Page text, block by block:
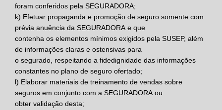
foram conferidos pela SEGURADORA;
k) Efetuar propaganda e promoção de seguro somente com
prévia anuência da SEGURADORA e que
contenha os elementos mínimos exigidos pela SUSEP, além
de informações claras e ostensivas para
o segurado, respeitando a fidedignidade das informações
constantes no plano de seguro ofertado;
l) Elaborar materiais de treinamento de vendas sobre
seguros em conjunto com a SEGURADORA ou
obter validação desta;